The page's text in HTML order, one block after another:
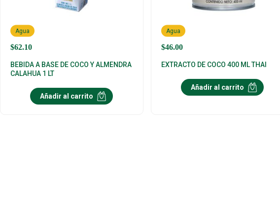
$62.10
Agua
BEBIDA A BASE DE COCO Y ALMENDRA
CALAHUA 1 LT
Añadir al carrito
$46.00
Agua
EXTRACTO DE COCO 400 ML THAI
Añadir al carrito